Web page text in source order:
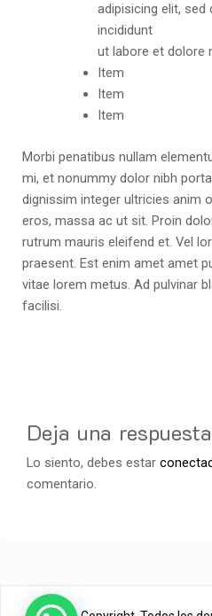
adipisicing elit,
incididunt
ut labore et dolore
Item
Item
Item
Morbi penatibus nullam
mi, et nonummy dolor nibh
dignissim integer ultricies anim
eros, massa ac ut sit. Proin
rutrum mauris eleifend et. Vel
praesent. Est enim amet amet
vitae lorem metus. Ad pulvinar
facilisi.
Deja una respuesta
Lo siento, debes estar
comentario.